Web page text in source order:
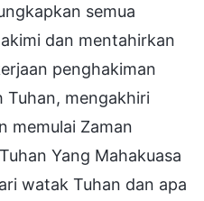
semua
dan mentahirkan
penghakiman
Tuhan, mengakhiri
memulai Zaman
Yang Mahakuasa
watak Tuhan dan apa